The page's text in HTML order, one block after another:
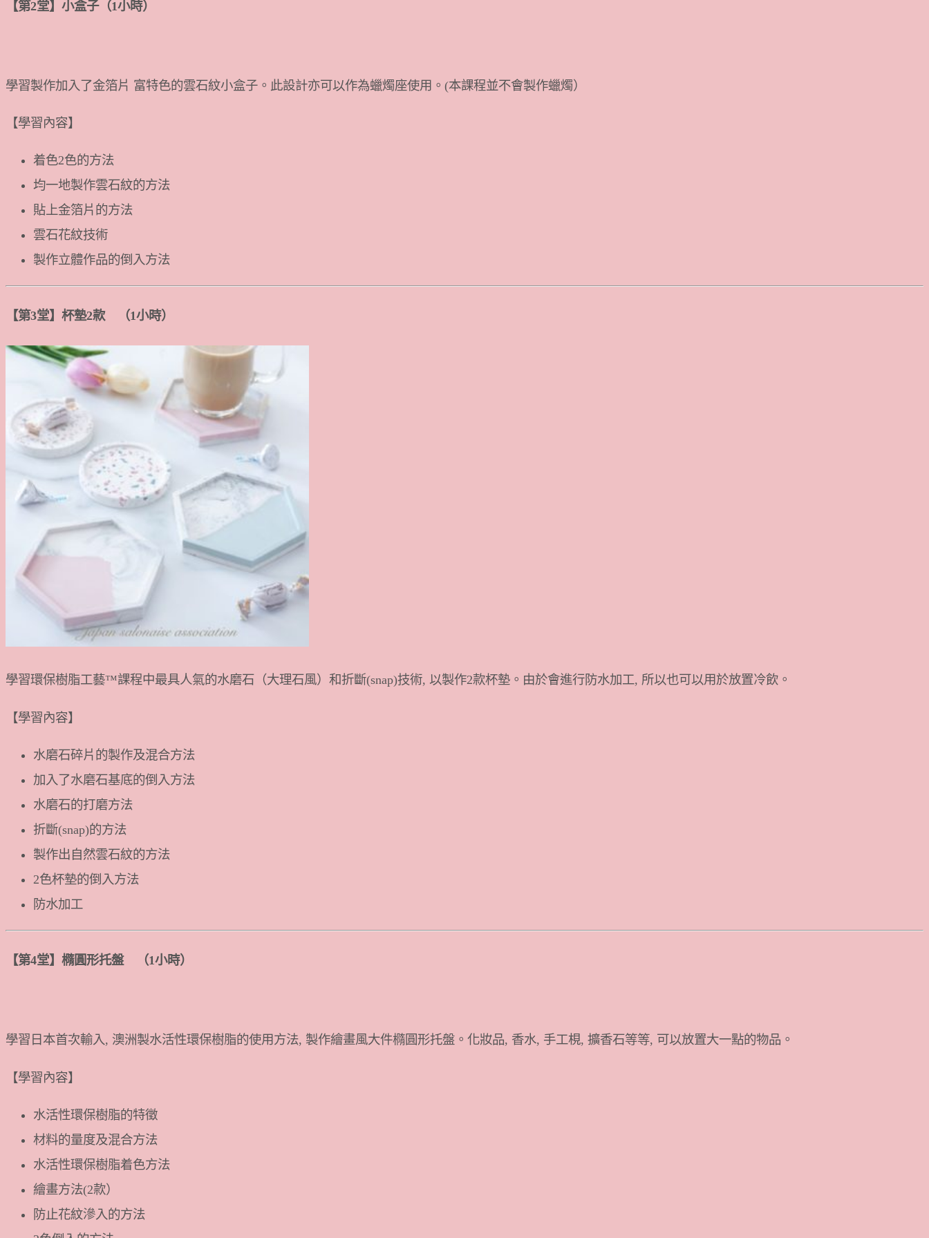
【第2堂】小盒子（1小時）
學習製作加入了金箔片 富特色的雲石紋小盒子。此設計亦可以作為蠟燭座使用。(本課程並不會製作蠟燭）
【學習內容】
着色2色的方法
均一地製作雲石紋的方法
貼上金箔片的方法
雲石花紋技術
製作立體作品的倒入方法
【第3堂】杯墊2款 （1小時）
學習環保樹脂工藝™課程中最具人氣的水磨石（大理石風）和折斷(snap)技術, 以製作2款杯墊。由於會進行防水加工, 所以也可以用於放置冷飲。
【學習內容】
水磨石碎片的製作及混合方法
加入了水磨石基底的倒入方法
水磨石的打磨方法
折斷(snap)的方法
製作出自然雲石紋的方法
2色杯墊的倒入方法
防水加工
【第4堂】橢圓形托盤 （1小時）
學習日本首次輸入, 澳洲製水活性環保樹脂的使用方法, 製作繪畫風大件橢圓形托盤。化妝品, 香水, 手工梘, 擴香石等等, 可以放置大一點的物品。
【學習內容】
水活性環保樹脂的特徵
材料的量度及混合方法
水活性環保樹脂着色方法
繪畫方法(2款）
防止花紋滲入的方法